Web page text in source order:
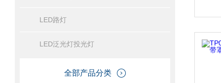
LED路灯
LED泛光灯投光灯
全部产品分类